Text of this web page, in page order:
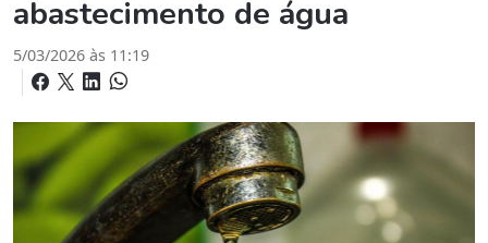
abastecimento de água
5/03/2026 às 11:19